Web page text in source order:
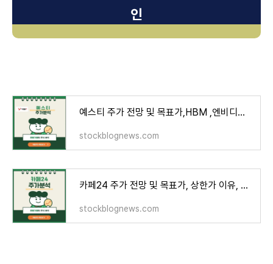
인
예스티 주가 전망 및 목표가,HBM ,엔비디아 관련주
stockblognews.com
카페24 주가 전망 및 목표가, 상한가 이유, 전자결재 관련주
stockblognews.com